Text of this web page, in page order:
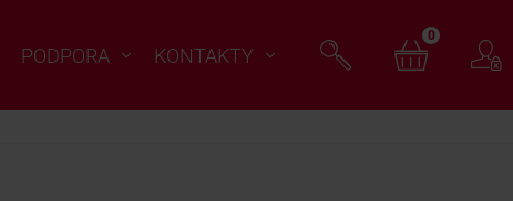
PODPORA KONTAKTY
0